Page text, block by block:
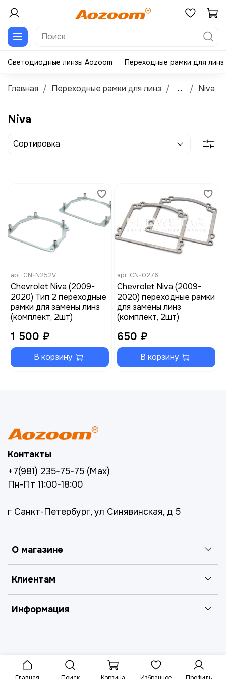
Светодиодные линзы Aozoom Переходные рамки для линз
Главная Переходные рамки для линз ... Niva
Niva
арт. CN-N252V
Chevrolet Niva (2009-
2020) Тип 2 переходные
рамки для замены линз
(комплект, 2шт)
1 500 ₽
В корзину
арт. CN-0276
Chevrolet Niva (2009-
2020) переходные рамки
для замены линз
(комплект, 2шт)
650 ₽
В корзину
О магазине
Клиентам
Информация
Контакты
+7(981) 235-75-75 (Max)
Пн-Пт 11:00-18:00
г Санкт-Петербург, ул Синявинская, д 5